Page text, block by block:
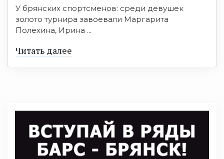
У брянских спортсменов: среди девушек
золото турнира завоевали Маргарита
Полехина, Ирина ...
Читать далее